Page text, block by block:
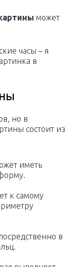
может
часы – я
в
но в
состоит из
иметь
к самому
в